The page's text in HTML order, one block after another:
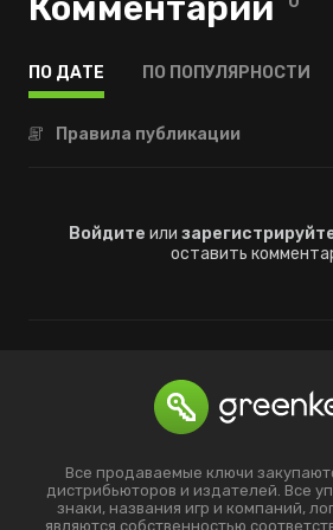
ПО ДАТЕ ПО ПОПУЛЯРНОСТИ
Правила публикации
Войдите или
оставить
Все продаваемые ключи
дистрибьюторов и издателей. Все
знаки, названия игр и компаний,
являются собственностью